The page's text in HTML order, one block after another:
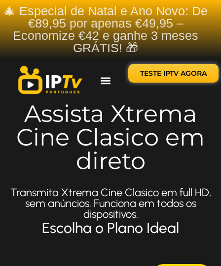
🎄 Especial de Natal e Ano Novo: De
€89,95 por apenas €49,95 –
Economize €42 e ganhe 3 meses
GRÁTIS! 🎁
TESTE IPTV AGORA
Assista Xtrema
Cine Clasico em
direto
Transmita Xtrema Cine Clasico em full HD,
sem anúncios. Funciona em todos os
dispositivos.
Escolha o Plano Ideal